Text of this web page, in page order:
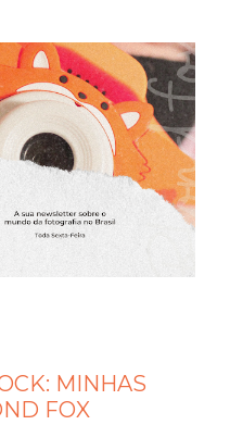
resiliência e entrega.
compromete de
mente descobre
que a gente nem
mas foi a prova concreta
para Holambra: O
ar e ir fazer a prova em
do compromisso em
cidade das flores, com
suas estra...
MINHAS
FOX